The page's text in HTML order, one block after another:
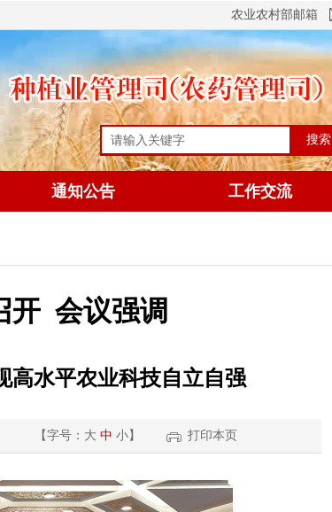
农业农村部邮箱
搜索
通知公告 工作交流
开 会议强调
水平农业科技自立自强
【字号： 大 中 小】 打印本页